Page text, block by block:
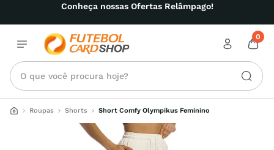
Conheça nossas Ofertas Relâmpago!
0
O que você procura hoje?
Roupas Shorts Short Comfy Olympikus Feminino